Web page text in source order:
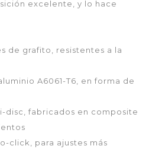
excelente, y lo hace
de grafito, resistentes a la
A6061-T6, en forma de
disc, fabricados en composite
click, para ajustes más